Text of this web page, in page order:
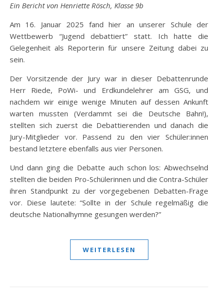
Ein Bericht von Henriette Rösch, Klasse 9b
Am 16. Januar 2025 fand hier an unserer Schule der
Wettbewerb “Jugend debattiert” statt. Ich hatte die
Gelegenheit als Reporterin für unsere Zeitung dabei zu
sein.
Der Vorsitzende der Jury war in dieser Debattenrunde
Herr Riede, PoWi- und Erdkundelehrer am GSG, und
nachdem wir einige wenige Minuten auf dessen Ankunft
warten mussten (Verdammt sei die Deutsche Bahn!),
stellten sich zuerst die Debattierenden und danach die
Jury-Mitglieder vor. Passend zu den vier Schüler:innen
bestand letztere ebenfalls aus vier Personen.
Und dann ging die Debatte auch schon los: Abwechselnd
stellten die beiden Pro-Schülerinnen und die Contra-Schüler
ihren Standpunkt zu der vorgegebenen Debatten-Frage
vor. Diese lautete: “Sollte in der Schule regelmäßig die
deutsche Nationalhymne gesungen werden?”
WEITERLESEN